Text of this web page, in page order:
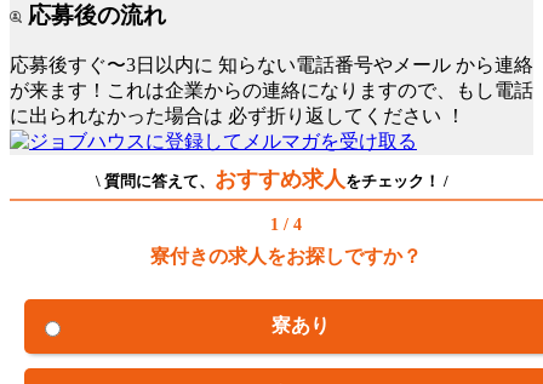
応募後の流れ
応募後すぐ〜3日以内に 知らない電話番号やメール から連絡
が来ます！これは企業からの連絡になりますので、もし電話
に出られなかった場合は 必ず折り返してください ！
\ 質問に答えて、 おすすめ求人をチェック！ /
1 / 4
寮付きの求人をお探しですか？
寮あり